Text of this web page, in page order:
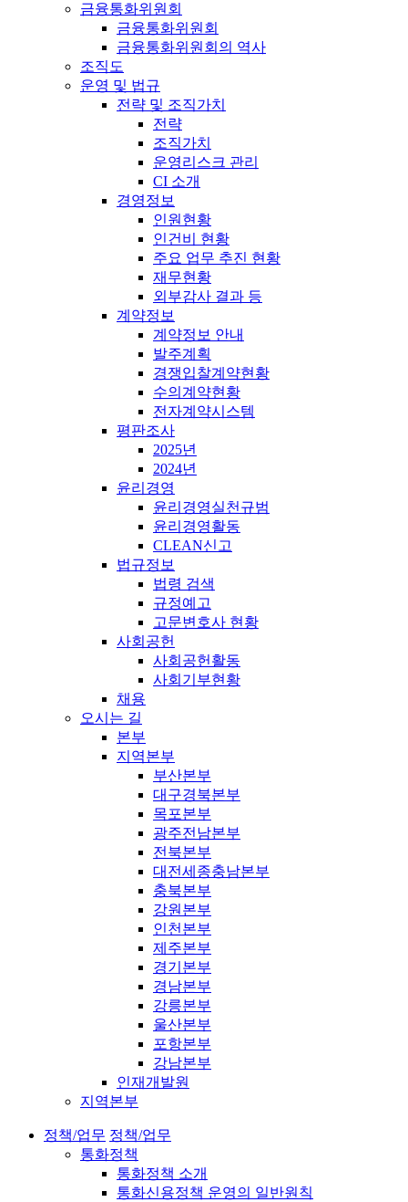
금융통화위원회
금융통화위원회
금융통화위원회의 역사
조직도
운영 및 법규
전략 및 조직가치
전략
조직가치
운영리스크 관리
CI 소개
경영정보
인원현황
인건비 현황
주요 업무 추진 현황
재무현황
외부감사 결과 등
계약정보
계약정보 안내
발주계획
경쟁입찰계약현황
수의계약현황
전자계약시스템
평판조사
2025년
2024년
윤리경영
윤리경영실천규범
윤리경영활동
CLEAN신고
법규정보
법령 검색
규정예고
고문변호사 현황
사회공헌
사회공헌활동
사회기부현황
채용
오시는 길
본부
지역본부
부산본부
대구경북본부
목포본부
광주전남본부
전북본부
대전세종충남본부
충북본부
강원본부
인천본부
제주본부
경기본부
경남본부
강릉본부
울산본부
포항본부
강남본부
인재개발원
지역본부
정책/업무 정책/업무
통화정책
통화정책 소개
통화신용정책 운영의 일반원칙